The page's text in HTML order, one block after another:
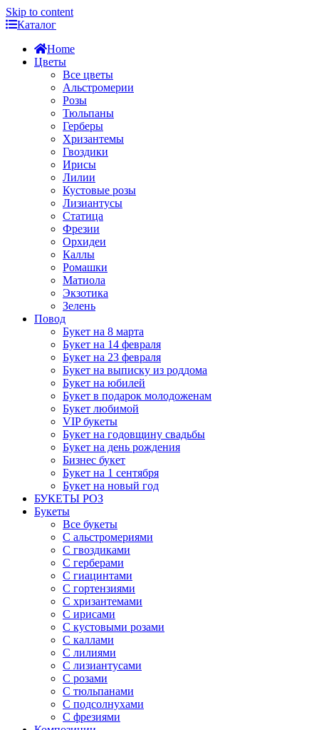
Skip to content
Каталог
Home
Цветы
Все цветы
Альстромерии
Розы
Тюльпаны
Герберы
Хризантемы
Гвоздики
Ирисы
Лилии
Кустовые розы
Лизиантусы
Статица
Фрезии
Орхидеи
Каллы
Ромашки
Матиола
Экзотика
Зелень
Повод
Букет на 8 марта
Букет на 14 февраля
Букет на 23 февраля
Букет на выписку из роддома
Букет на юбилей
Букет в подарок молодоженам
Букет любимой
VIP букеты
Букет на годовщину свадьбы
Букет на день рождения
Бизнес букет
Букет на 1 сентября
Букет на новый год
БУКЕТЫ РОЗ
Букеты
Все букеты
С альстромериями
С гвоздиками
С герберами
С гиацинтами
С гортензиями
С хризантемами
С ирисами
С кустовыми розами
С каллами
С лилиями
С лизиантусами
С розами
С тюльпанами
С подсолнухами
С фрезиями